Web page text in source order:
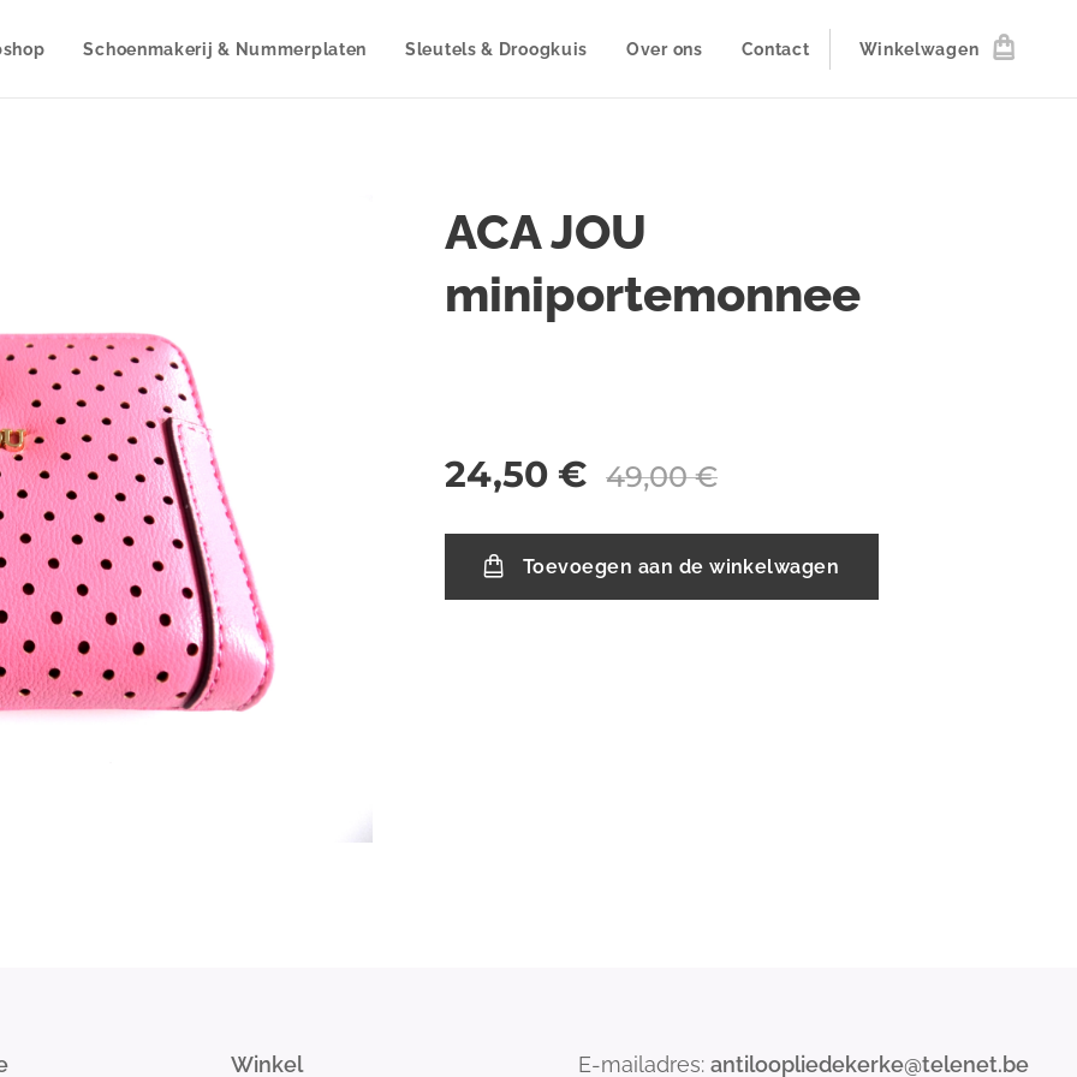
Schoenmakerij & Nummerplaten Sleutels & Droogkuis Over ons Contact Winkelwagen
ACA JOU
miniportemonnee
24,50 € 49,00€
Toevoegen aan de winkelwagen
Winkel E-mailadres: antiloopliedekerke@telenet.be